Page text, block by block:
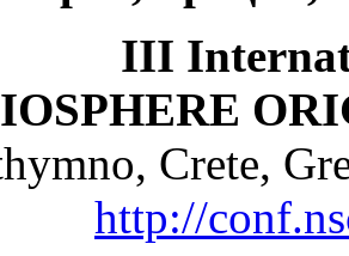
III
Crete,
http://